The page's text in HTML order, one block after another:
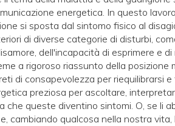
energetica. In questo
si sposta dal sintomo fisico al
di diverse categorie di disturbi,
dell'incapacità di esprimere e
a rigoroso riassunto della posizione
di consapevolezza per riequilibrarsi
preziosa per ascoltare,
che queste diventino sintomi. O, se li
cambiando qualcosa nella nostra vita,